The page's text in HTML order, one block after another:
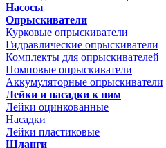
Насосы
Опрыскиватели
Курковые опрыскиватели
Гидравлические опрыскиватели
Комплекты для опрыскивателей
Помповые опрыскиватели
Аккумуляторные опрыскиватели
Лейки и насадки к ним
Лейки оцинкованные
Насадки
Лейки пластиковые
Шланги